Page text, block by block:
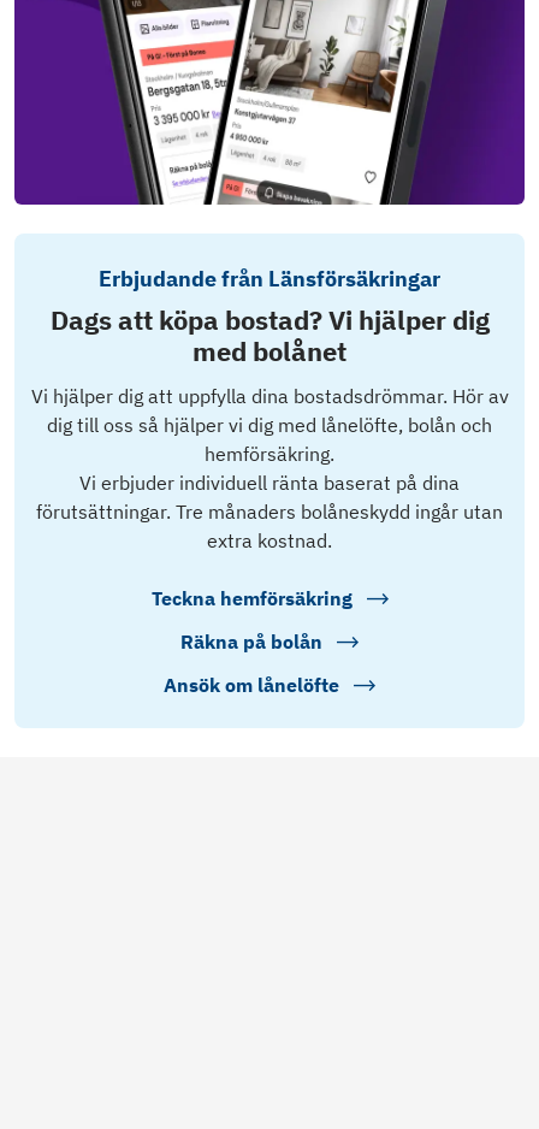
Erbjudande från Länsförsäkringar
Dags att köpa bostad? Vi hjälper dig
med bolånet
Vi hjälper dig att uppfylla dina bostadsdrömmar. Hör av
dig till oss så hjälper vi dig med lånelöfte, bolån och
hemförsäkring.
Vi erbjuder individuell ränta baserat på dina
förutsättningar. Tre månaders bolåneskydd ingår utan
extra kostnad.
Teckna hemförsäkring
Räkna på bolån
Ansök om lånelöfte